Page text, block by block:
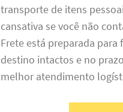
transporte de itens
cansativa se você não
Frete está preparada
destino intactos e no
melhor atendimento